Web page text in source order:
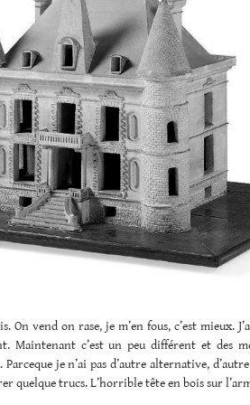
On vend on rase, je m’en fous, c’est mieux.
Maintenant c’est un peu différent et des
je n’ai pas d’autre alternative,
quelque trucs. L’horrible tête en bois sur